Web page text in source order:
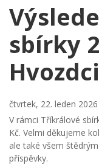
sbírky
Hvozdci
čtvrtek, 22. leden
V rámci Tříkrálové
Kč. Velmi děkujeme
ale také všem
příspěvky.